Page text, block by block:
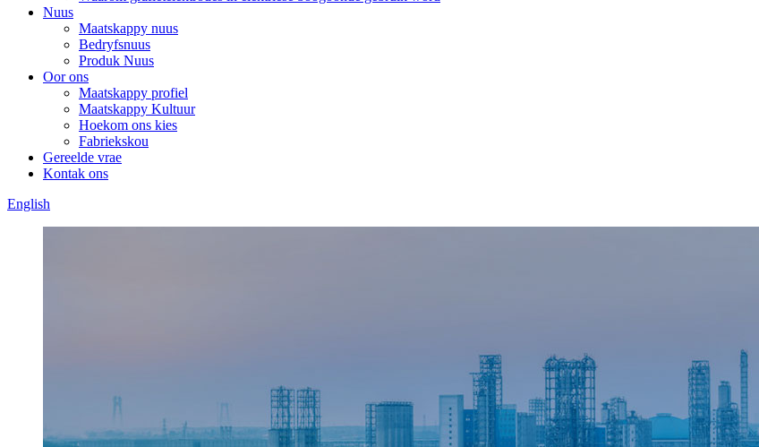
Nuus
Maatskappy nuus
Bedryfsnuus
Produk Nuus
Oor ons
Maatskappy profiel
Maatskappy Kultuur
Hoekom ons kies
Fabriekskou
Gereelde vrae
Kontak ons
English